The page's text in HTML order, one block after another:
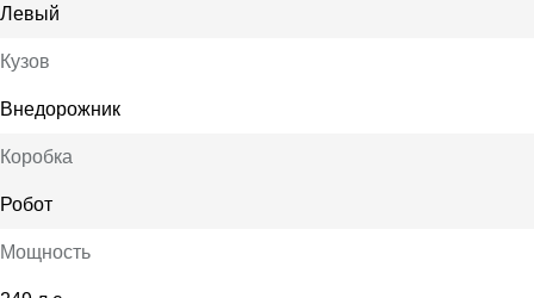
Левый
Кузов
Внедорожник
Коробка
Робот
Мощность